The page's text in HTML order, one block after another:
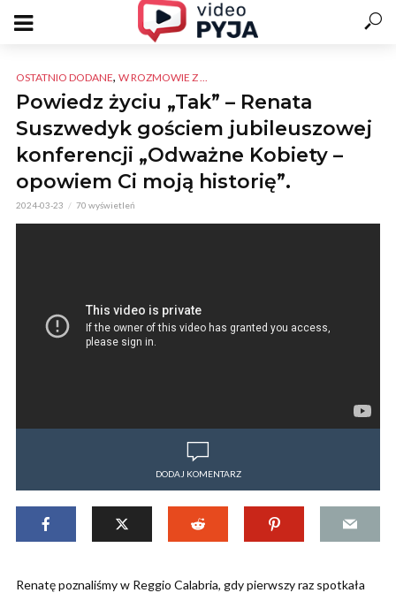
OSTATNIO DODANE, W ROZMOWIE Z ...
Powiedz życiu „Tak” – Renata
Suszwedyk gościem jubileuszowej
konferencji „Odważne Kobiety –
opowiem Ci moją historię”.
2024-03-23 70 wyświetleń
DODAJ KOMENTARZ
Renatę poznaliśmy w Reggio Calabria, gdy pierwszy raz spotkała